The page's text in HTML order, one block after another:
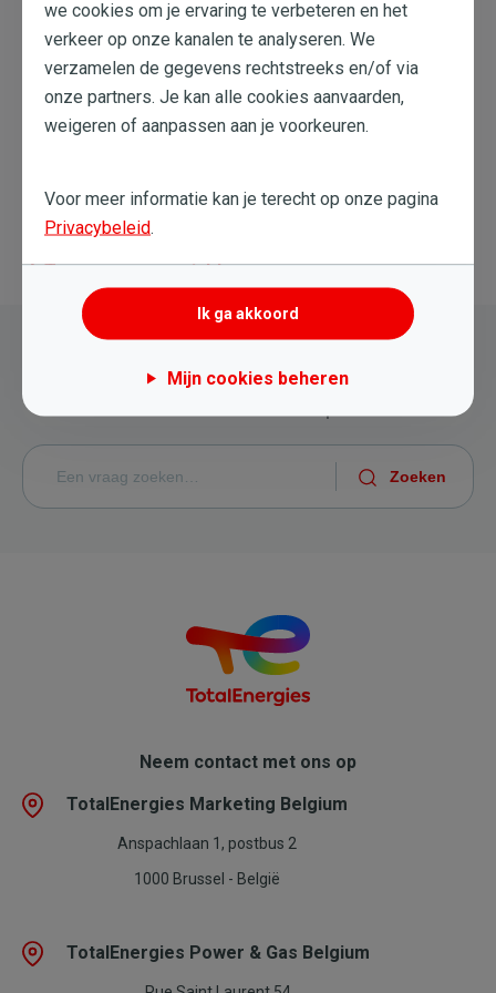
Dit artikel heeft me geholpen
Terug naar overzicht
Nog steeds hulp nodig?
Neem contact met ons op
TotalEnergies Marketing Belgium
Anspachlaan 1, postbus 2
1000 Brussel - België
TotalEnergies Power & Gas Belgium
we cookies om je ervaring te verbeteren en het
verkeer op onze kanalen te analyseren. We
verzamelen de gegevens rechtstreeks en/of via
onze partners. Je kan alle cookies aanvaarden,
weigeren of aanpassen aan je voorkeuren.
Voor meer informatie kan je terecht op onze pagina
Privacybeleid.
Ik ga akkoord
Mijn cookies beheren